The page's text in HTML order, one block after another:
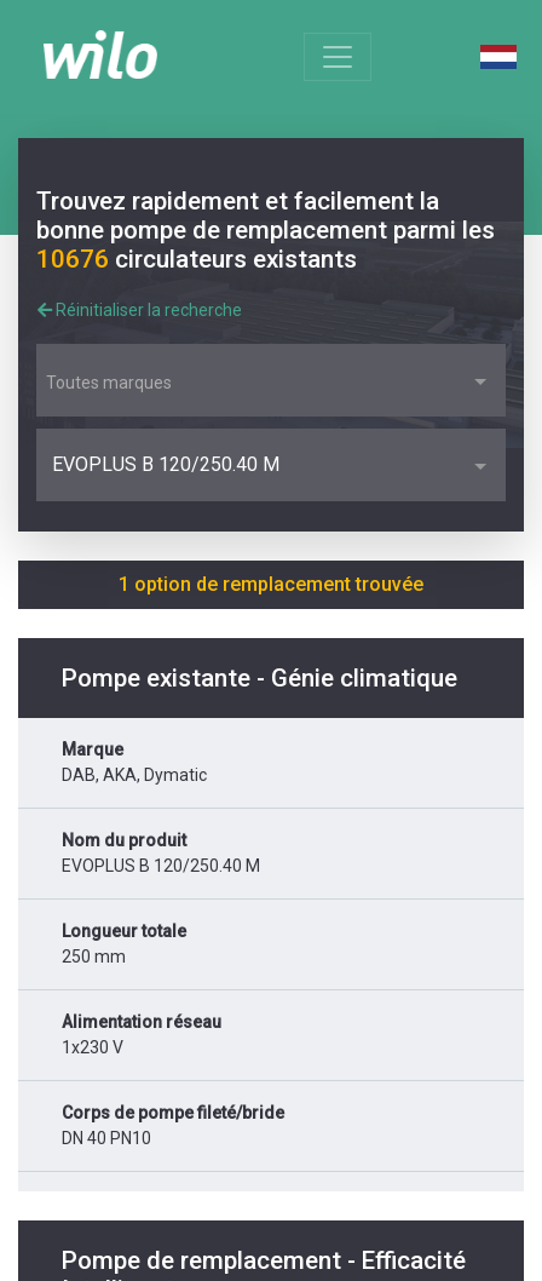
Trouvez rapidement et facilement la
bonne pompe de remplacement parmi les
10676 circulateurs existants
Réinitialiser la recherche
Toutes marques
EVOPLUS B 120/250.40 M
1 option de remplacement trouvée
Pompe existante - Génie climatique
Marque
DAB, AKA, Dymatic
Nom du produit
EVOPLUS B 120/250.40 M
Longueur totale
250 mm
Alimentation réseau
1x230 V
Corps de pompe fileté/bride
DN 40 PN10
Pompe de remplacement - Efficacité